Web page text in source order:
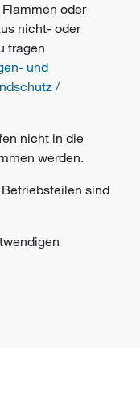
oder
nicht- oder
tragen
und
/
nicht in die
werden.
sind